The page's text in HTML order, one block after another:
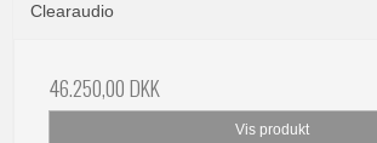
Clearaudio
46.250,00 DKK
Vis produkt